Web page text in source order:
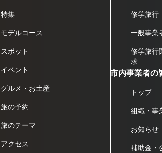
特集
モデルコース
スポット
イベント
グルメ・お土産
旅の予約
旅のテーマ
アクセス
修学旅行
一般事業
修学旅行
求
市内事業者の
トップ
組織・事
お知らせ
補助金・